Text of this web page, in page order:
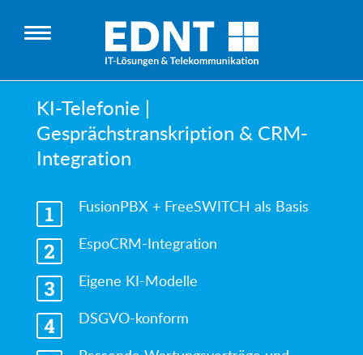
KI-Telefonie |
Gesprächstranskription & CRM-
Integration
FusionPBX + FreeSWITCH als Basis
EspoCRM-Integration
Eigene KI-Modelle
DSGVO-konform